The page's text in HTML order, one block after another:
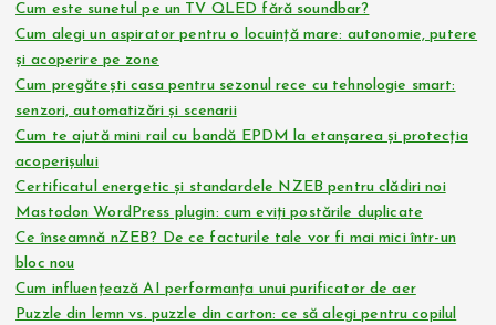
Cum este sunetul pe un TV QLED fără soundbar?
Cum alegi un aspirator pentru o locuință mare: autonomie, putere
și acoperire pe zone
Cum pregătești casa pentru sezonul rece cu tehnologie smart:
senzori, automatizări și scenarii
Cum te ajută mini rail cu bandă EPDM la etanșarea și protecția
acoperișului
Certificatul energetic și standardele NZEB pentru clădiri noi
Mastodon WordPress plugin: cum eviți postările duplicate
Ce înseamnă nZEB? De ce facturile tale vor fi mai mici într-un
bloc nou
Cum influențează AI performanța unui purificator de aer
Puzzle din lemn vs. puzzle din carton: ce să alegi pentru copilul